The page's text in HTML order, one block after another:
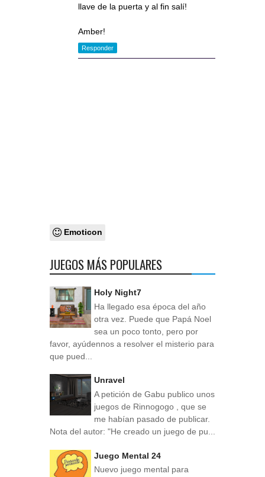
llave de la puerta y al fin salí!
Amber!
Responder
Emoticon
JUEGOS MÁS POPULARES
Holy Night7
Ha llegado esa época del año
otra vez. Puede que Papá Noel
sea un poco tonto, pero por
favor, ayúdennos a resolver el misterio para
que pued...
Unravel
A petición de Gabu publico unos
juegos de Rinnogogo , que se
me habían pasado de publicar.
Nota del autor: "He creado un juego de pu...
Juego Mental 24
Nuevo juego mental para